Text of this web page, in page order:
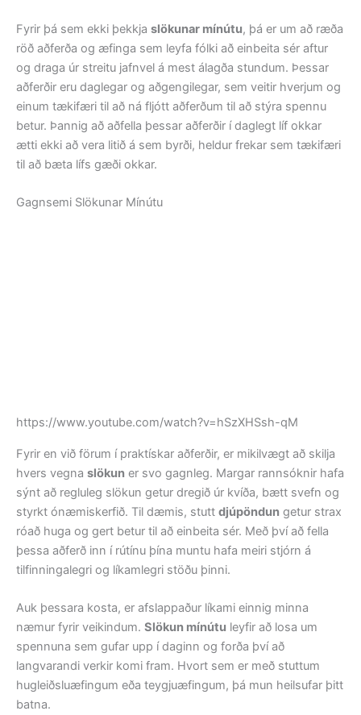
Fyrir þá sem ekki þekkja slökunar mínútu, þá er um að ræða
röð aðferða og æfinga sem leyfa fólki að einbeita sér aftur
og draga úr streitu jafnvel á mest álagða stundum. Þessar
aðferðir eru daglegar og aðgengilegar, sem veitir hverjum og
einum tækifæri til að ná fljótt aðferðum til að stýra spennu
betur. Þannig að aðfella þessar aðferðir í daglegt líf okkar
ætti ekki að vera litið á sem byrði, heldur frekar sem tækifæri
til að bæta lífs gæði okkar.
Gagnsemi Slökunar Mínútu
https://www.youtube.com/watch?v=hSzXHSsh-qM
Fyrir en við förum í praktískar aðferðir, er mikilvægt að skilja
hvers vegna slökun er svo gagnleg. Margar rannsóknir hafa
sýnt að regluleg slökun getur dregið úr kvíða, bætt svefn og
styrkt ónæmiskerfið. Til dæmis, stutt djúpöndun getur strax
róað huga og gert betur til að einbeita sér. Með því að fella
þessa aðferð inn í rútínu þína muntu hafa meiri stjórn á
tilfinningalegri og líkamlegri stöðu þinni.
Auk þessara kosta, er afslappaður líkami einnig minna
næmur fyrir veikindum. Slökun mínútu leyfir að losa um
spennuna sem gufar upp í daginn og forða því að
langvarandi verkir komi fram. Hvort sem er með stuttum
hugleiðsluæfingum eða teygjuæfingum, þá mun heilsufar þitt
batna.